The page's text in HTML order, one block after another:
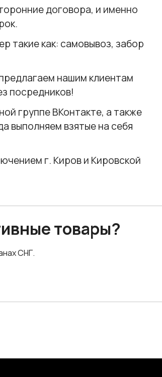
договора, и именно
такие как: самовывоз, забор
нашим клиентам
посредников!
группе ВКонтакте, а также
выполняем взятые на себя
г. Киров и Кировской
товары?
СНГ.